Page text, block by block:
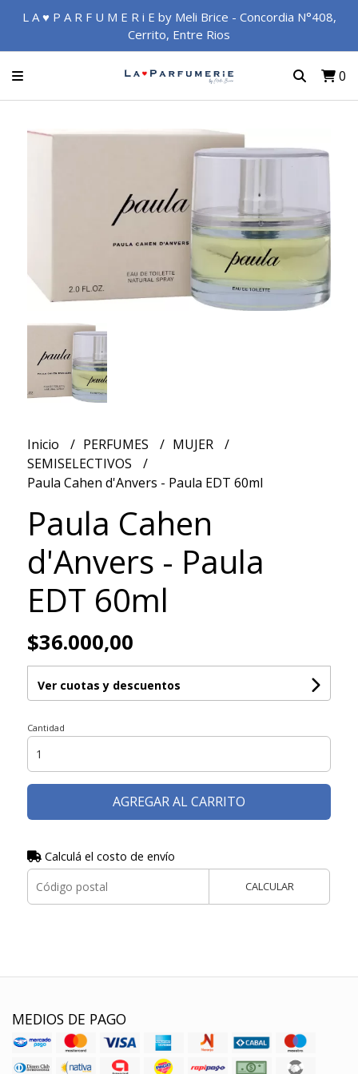
L A ♥ P A R F U M E R i E by Meli Brice - Concordia N°408,
Cerrito, Entre Rios
0
Inicio PERFUMES
MUJER
SEMISELECTIVOS
Paula Cahen d'Anvers - Paula EDT 60ml
Paula Cahen
d'Anvers - Paula
EDT 60ml
$36.000,00
Ver cuotas y descuentos
Cantidad
AGREGAR AL CARRITO
Calculá el costo de envío
CALCULAR
MEDIOS DE PAGO